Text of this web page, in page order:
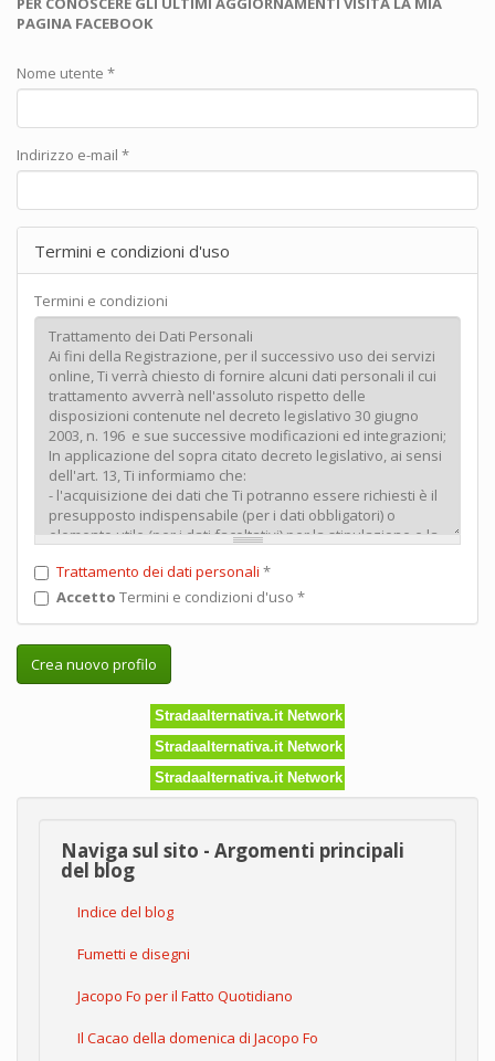
PAGINA FACEBOOK
Nome utente *
Indirizzo e-mail *
Termini e condizioni d'uso
Termini e condizioni
Trattamento dei dati personali *
Accetto Termini e condizioni d'uso *
Crea nuovo profilo
Stradaalternativa.it Network
Stradaalternativa.it Network
Stradaalternativa.it Network
Naviga sul sito - Argomenti principali
del blog
Indice del blog
Fumetti e disegni
Jacopo Fo per il Fatto Quotidiano
Il Cacao della domenica di Jacopo Fo